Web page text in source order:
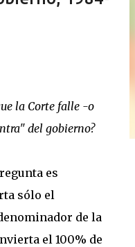
la Corte falle -o
del gobierno?
es
sólo el
de la
el 100% de